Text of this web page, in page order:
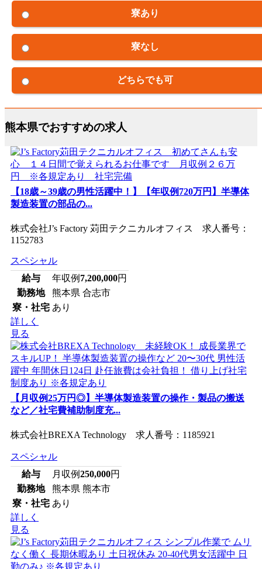
寮あり
寮なし
どちらでも可
熊本県でおすすめの求人
【18歳～39歳の男性活躍中！】【年収例720万円】半導体
製造装置の部品の...
株式会社J’s Factory 苅田テクニカルオフィス 求人番号：
1152783
スペシャル
給与
年収例 7,200,000円
勤務地
熊本県 合志市
寮・社宅 あり
詳しく
見る
【月収例25万円◎】半導体製造装置の操作・製品の搬送
など／社宅費補助制度充...
株式会社BREXA Technology 求人番号：1185921
スペシャル
給与
月収例250,000円
勤務地
熊本県 熊本市
寮・社宅 あり
詳しく
見る